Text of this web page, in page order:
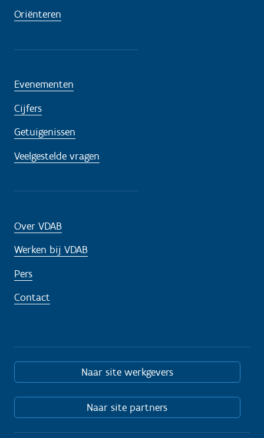
Oriënteren
Evenementen
Cijfers
Getuigenissen
Veelgestelde vragen
Over VDAB
Werken bij VDAB
Pers
Contact
Naar site werkgevers
Naar site partners